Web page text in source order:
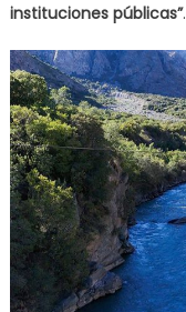
instituciones públicas”.